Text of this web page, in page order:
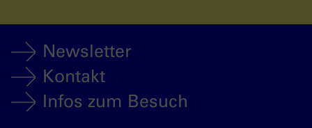
Newsletter
Kontakt
Infos zum Besuch